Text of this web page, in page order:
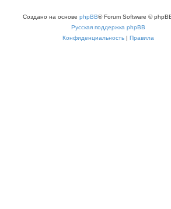
Создано на основе phpBB® Forum Software ©
Русская поддержка phpBB
Конфиденциальность | Правила